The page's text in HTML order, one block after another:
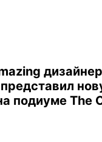
подиуме The